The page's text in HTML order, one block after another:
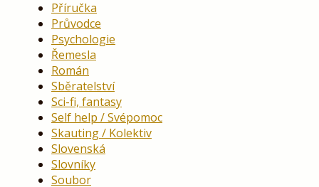
Příručka
Průvodce
Psychologie
Řemesla
Román
Sběratelství
Sci-fi, fantasy
Self help / Svépomoc
Skauting / Kolektiv
Slovenská
Slovníky
Soubor